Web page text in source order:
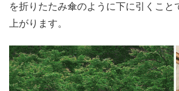
を折りたたみ傘のように下に引くこと
上がります。